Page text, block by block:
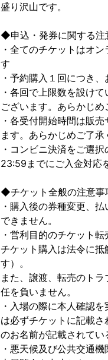
盛り沢山です。
◆申込・発券に関する注
・全てのチケットはオ
す
・予約購入１回につき
・各回で上限数を設け
ございます。あらかじめ
・各受付開始時間は販
ます。あらかじめご了承
・コンビニ決済をご選
23:59までにご入金対応
◆チケット全般の注意事
・購入後の券種変更、
できません。
・営利目的のチケット
チケット購入は法令に抵
す）。
また、譲渡、転売のト
任を負いません。
・入場の際に本人確認
は必ずチケットに記載
のお名前が記載されてい
・悪天候及び公共交通